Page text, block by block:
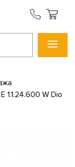
1.1.24.600 W Dio